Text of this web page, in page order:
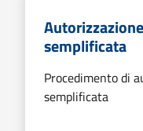
semplificata
Procedimento di
semplificata